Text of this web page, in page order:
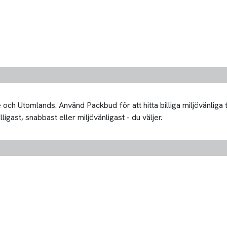
Utomlands. Använd Packbud för att hitta billiga
snabbast eller miljövänligast - du väljer.